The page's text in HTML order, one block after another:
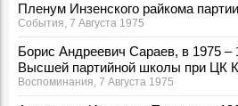
Пленум Инзенского райкома партии
События, 7 Августа 1975
Борис Андреевич Сараев, в 1975 –
Высшей партийной школы при ЦК
Воспоминания, 7 Августа 1975